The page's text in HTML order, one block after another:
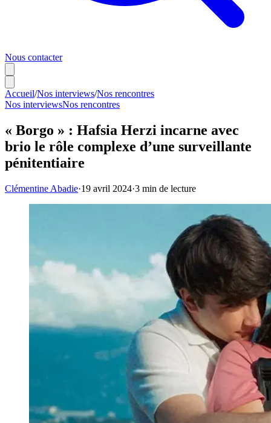
Nous contacter
Accueil/Nos interviews/Nos rencontres
Nos interviewsNos rencontres
« Borgo » : Hafsia Herzi incarne avec
brio le rôle complexe d’une surveillante
pénitentiaire
Clémentine Abadie·19 avril 2024·3 min de lecture